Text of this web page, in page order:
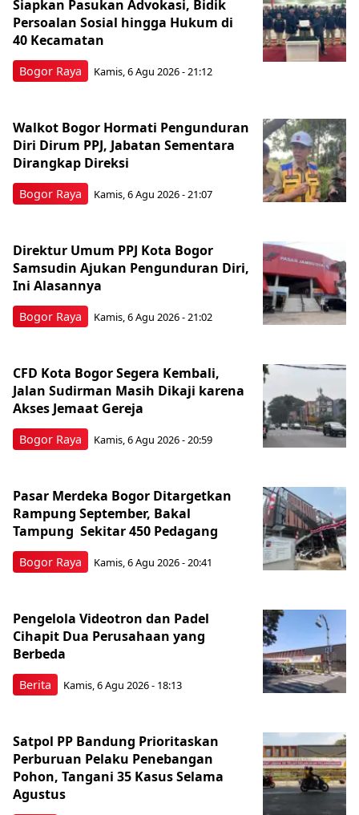
Bogor Raya
Siapkan Pasukan Advokasi, Bidik
Persoalan Sosial hingga Hukum di
40 Kecamatan
Kamis, 6 Agu 2026 - 21:12
Bogor Raya
Walkot Bogor Hormati Pengunduran
Diri Dirum PPJ, Jabatan Sementara
Dirangkap Direksi
Kamis, 6 Agu 2026 - 21:07
Bogor Raya
Direktur Umum PPJ Kota Bogor
Samsudin Ajukan Pengunduran Diri,
Ini Alasannya
Kamis, 6 Agu 2026 - 21:02
Bogor Raya
CFD Kota Bogor Segera Kembali,
Jalan Sudirman Masih Dikaji karena
Akses Jemaat Gereja
Kamis, 6 Agu 2026 - 20:59
Bogor Raya
Pasar Merdeka Bogor Ditargetkan
Rampung September, Bakal
Tampung Sekitar 450 Pedagang
Kamis, 6 Agu 2026 - 20:41
Berita
Pengelola Videotron dan Padel
Cihapit Dua Perusahaan yang
Berbeda
Kamis, 6 Agu 2026 - 18:13
Satpol PP Bandung Prioritaskan
Perburuan Pelaku Penebangan
Pohon, Tangani 35 Kasus Selama
Agustus